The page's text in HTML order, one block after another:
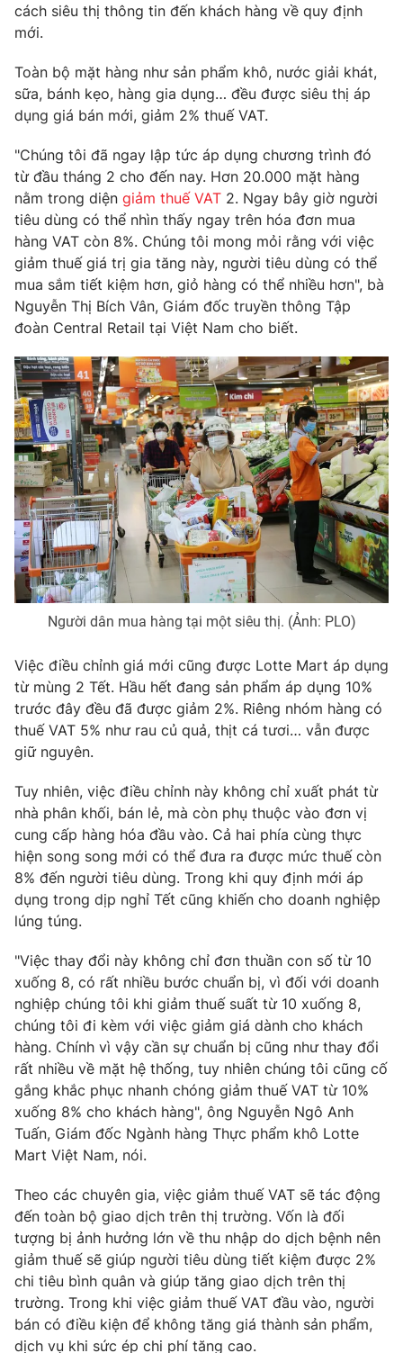
Thị trường
Tư vấn
Lịch phát sóng
Chuyên mục khác
Emagazine Podcast
Photo Infographic
Video Shorts video
VTV Money VTV Thể thao
VTV Sức khoẻ Bất động sản
Thị trường 24h Tấm lòng Việt
VTV4 Vươn mình bằng AI
VTV9 VTV8
Liên hệ tòa soạn English
THỜI BÁO VTV
Theo dõi báo trên
Cơ quan chủ quản: Đài Truyền hình Việt Nam
Cơ quan báo chí:
Giấy phép hoạt động báo in và báo điện tử số 483/GP-BTTTT
cấp ngày 29/12/2023
Tổng Biên tập:Vũ Thanh Thủy
Phó Tổng Biên tập:Nguyễn Thị Mỹ Hạnh, Phạm Quốc Thắng,
Nguyễn Trọng Ninh
Tổng đài VTV:024.38 355 931 - 024.38 355 932
Ðiện thoại Thời báo VTV:
Email:
toasoan@vtv.vn
Liên hệ quảng cáo:024-7300.7108
® Cấm sao chép dưới mọi hình thức nếu không có sự chấp
thuận bằng văn bản. Ghi rõ nguồn VTV.vn khi phát hành lại
thông tin từ website này.
cách siêu thị thông tin đến khách hàng về quy định
mới.
Toàn bộ mặt hàng như sản phẩm khô, nước giải khát,
sữa, bánh kẹo, hàng gia dụng… đều được siêu thị áp
dụng giá bán mới, giảm 2% thuế VAT.
"Chúng tôi đã ngay lập tức áp dụng chương trình đó
từ đầu tháng 2 cho đến nay. Hơn 20.000 mặt hàng
nằm trong diện giảm thuế VAT 2. Ngay bây giờ người
tiêu dùng có thể nhìn thấy ngay trên hóa đơn mua
hàng VAT còn 8%. Chúng tôi mong mỏi rằng với việc
giảm thuế giá trị gia tăng này, người tiêu dùng có thể
mua sắm tiết kiệm hơn, giỏ hàng có thể nhiều hơn", bà
Nguyễn Thị Bích Vân, Giám đốc truyền thông Tập
đoàn Central Retail tại Việt Nam cho biết.
Người dân mua hàng tại một siêu thị. (Ảnh: PLO)
Việc điều chỉnh giá mới cũng được Lotte Mart áp dụng
từ mùng 2 Tết. Hầu hết đang sản phẩm áp dụng 10%
trước đây đều đã được giảm 2%. Riêng nhóm hàng có
thuế VAT 5% như rau củ quả, thịt cá tươi… vẫn được
giữ nguyên.
Tuy nhiên, việc điều chỉnh này không chỉ xuất phát từ
nhà phân khối, bán lẻ, mà còn phụ thuộc vào đơn vị
cung cấp hàng hóa đầu vào. Cả hai phía cùng thực
hiện song song mới có thể đưa ra được mức thuế còn
8% đến người tiêu dùng. Trong khi quy định mới áp
dụng trong dịp nghỉ Tết cũng khiến cho doanh nghiệp
lúng túng.
"Việc thay đổi này không chỉ đơn thuần con số từ 10
xuống 8, có rất nhiều bước chuẩn bị, vì đối với doanh
nghiệp chúng tôi khi giảm thuế suất từ 10 xuống 8,
chúng tôi đi kèm với việc giảm giá dành cho khách
hàng. Chính vì vậy cần sự chuẩn bị cũng như thay đổi
rất nhiều về mặt hệ thống, tuy nhiên chúng tôi cũng cố
gắng khắc phục nhanh chóng giảm thuế VAT từ 10%
xuống 8% cho khách hàng", ông Nguyễn Ngô Anh
Tuấn, Giám đốc Ngành hàng Thực phẩm khô Lotte
Mart Việt Nam, nói.
Theo các chuyên gia, việc giảm thuế VAT sẽ tác động
đến toàn bộ giao dịch trên thị trường. Vốn là đối
tượng bị ảnh hưởng lớn về thu nhập do dịch bệnh nên
giảm thuế sẽ giúp người tiêu dùng tiết kiệm được 2%
chi tiêu bình quân và giúp tăng giao dịch trên thị
trường. Trong khi việc giảm thuế VAT đầu vào, người
bán có điều kiện để không tăng giá thành sản phẩm,
dịch vụ khi sức ép chi phí tăng cao.